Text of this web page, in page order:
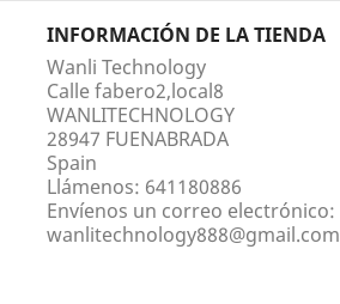
INFORMACIÓN DE LA TIENDA
Wanli Technology
Calle fabero2,local8
WANLITECHNOLOGY
28947 FUENABRADA
Spain
Llámenos: 641180886
Envíenos un correo electrónico:
wanlitechnology888@gmail.com